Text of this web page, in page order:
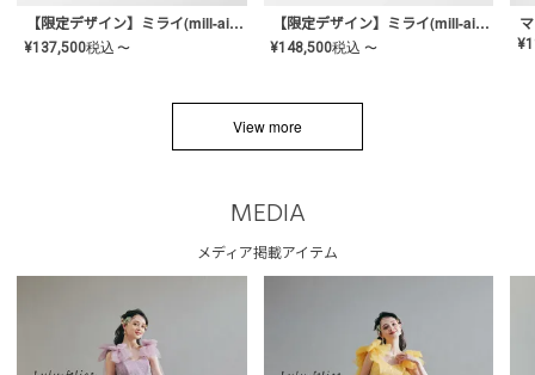
【限定デザイン】ミライ(mill-ai)リング
¥137,500税込 〜
【限定デザイン】ミライ(mill-ai)リング
¥148,500税込 〜 ¥
View more
MEDIA
メディア掲載アイテム